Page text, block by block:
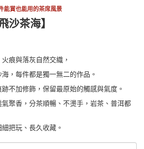
能賞也能用的茶席風景
沙茶海】
痕與落灰自然交織，
，每件都是獨一無二的作品。
不加修飾，保留最原始的觸感與氣度。
聚香，分茶順暢、不燙手，岩茶、普洱都
把玩、長久收藏。